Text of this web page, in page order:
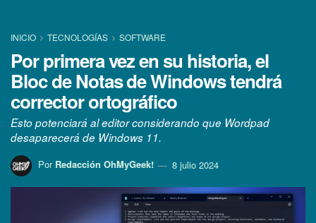
INICIO TECNOLOGÍ­AS SOFTWARE
Por primera vez en su historia, el
Bloc de Notas de Windows tendrá
corrector ortográfico
Esto potenciará al editor considerando que Wordpad
desaparecerá de Windows 11.
Por Redacción OhMyGeek! 8 julio 2024